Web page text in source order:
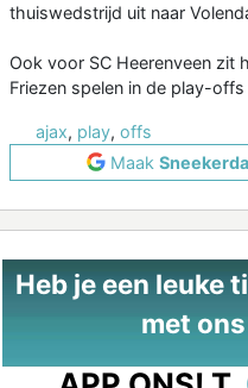
thuiswedstrijd uit naar
Ook voor SC Heerenveen zit
Friezen spelen in de play-
ajax, play, offs
Maak
Heb je een leuke
met